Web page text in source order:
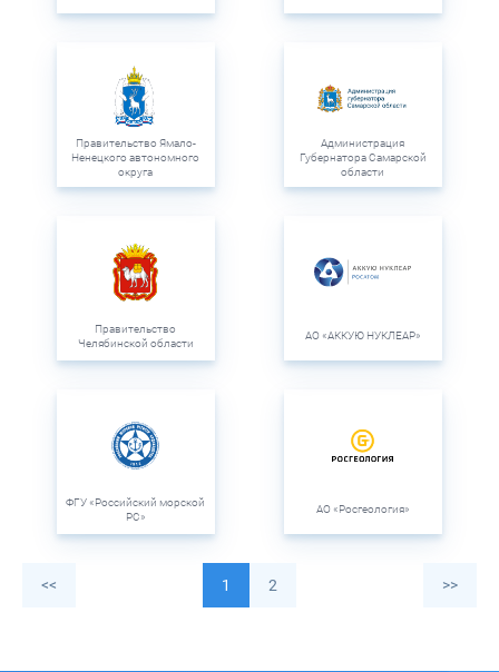
Правительство Ямало-
Ненецкого автономного
округа
Администрация
Губернатора Самарской
области
Правительство
Челябинской области
АО «АККУЮ НУКЛЕАР»
ФГУ «Российский морской
РС»
АО «Росгеология»
<< 1 2 >>